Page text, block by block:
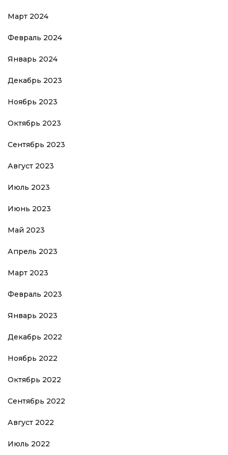
Март 2024
Февраль 2024
Январь 2024
Декабрь 2023
Ноябрь 2023
Октябрь 2023
Сентябрь 2023
Август 2023
Июль 2023
Июнь 2023
Май 2023
Апрель 2023
Март 2023
Февраль 2023
Январь 2023
Декабрь 2022
Ноябрь 2022
Октябрь 2022
Сентябрь 2022
Август 2022
Июль 2022